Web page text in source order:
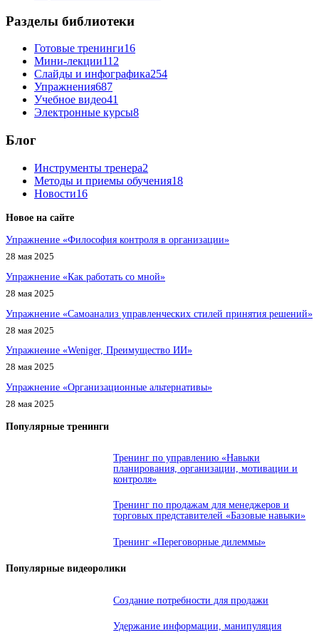
Разделы библиотеки
Готовые тренинги16
Мини-лекции112
Слайды и инфографика254
Упражнения687
Учебное видео41
Электронные курсы8
Блог
Инструменты тренера2
Методы и приемы обучения18
Новости16
Новое на сайте
Упражнение «Философия контроля в организации»
28 мая 2025
Упражнение «Как работать со мной»
28 мая 2025
Упражнение «Самоанализ управленческих стилей принятия решений»
28 мая 2025
Упражнение «Weniger, Преимущество ИИ»
28 мая 2025
Упражнение «Организационные альтернативы»
28 мая 2025
Популярные тренинги
Тренинг по управлению «Навыки
планирования, организации, мотивации и
контроля»
Тренинг по продажам для менеджеров и
торговых представителей «Базовые навыки»
Тренинг «Переговорные дилеммы»
Популярные видеоролики
Создание потребности для продажи
Удержание информации, манипуляция